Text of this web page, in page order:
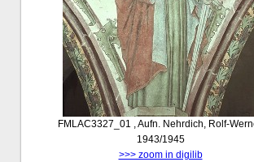
FMLAC3327_01 , Aufn. Nehrdich, Rolf-
1943/1945
>>> zoom in digilib